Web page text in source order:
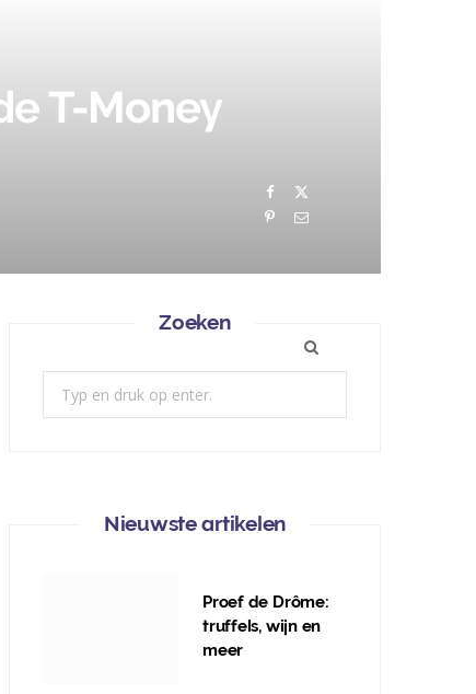
T-Money
Zoeken
Nieuwste artikelen
Proef de Drôme:
truffels, wijn en
meer